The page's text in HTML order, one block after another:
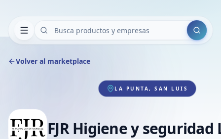
Buscar
Volver al marketplace
LA PUNTA, SAN LUIS
FJR Higiene y seguridad